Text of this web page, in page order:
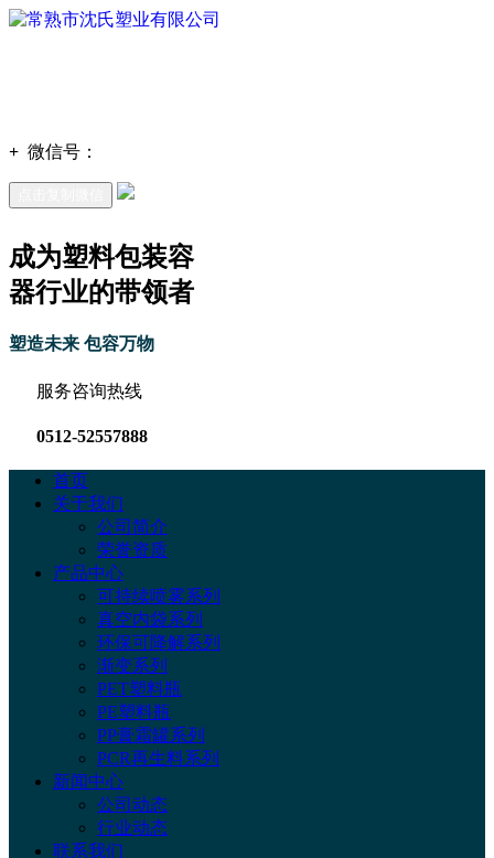
+ 微信号：
成为塑料包装容
器行业的带领者
塑造未来 包容万物
服务咨询热线
0512-52557888
首页
关于我们
公司简介
荣誉资质
产品中心
可持续喷雾系列
真空内袋系列
环保可降解系列
渐变系列
PET塑料瓶
PE塑料瓶
PP膏霜罐系列
PCR再生料系列
新闻中心
公司动态
行业动态
联系我们